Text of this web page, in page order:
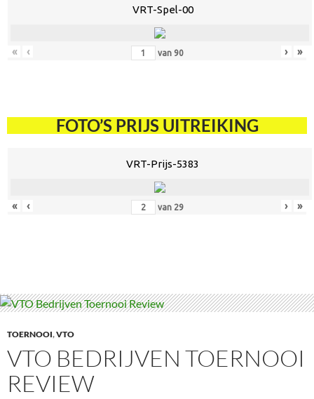
VRT-Spel-00
« ‹ van 90 › »
FOTO’S PRIJS UITREIKING
VRT-Prijs-5383
« ‹ van 29 › »
TOERNOOI,VTO
VTO BEDRIJVEN TOERNOOI
REVIEW